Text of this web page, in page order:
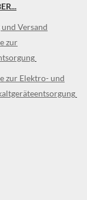
Versand
zur
zur Elektro- und